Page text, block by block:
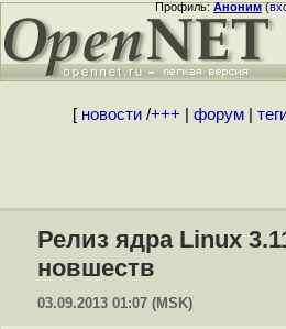
Профиль:Аноним(
[ новости/+++ форум|
Релиз ядра Linux
новшеств
03.09.2013 01:07 (MSK)